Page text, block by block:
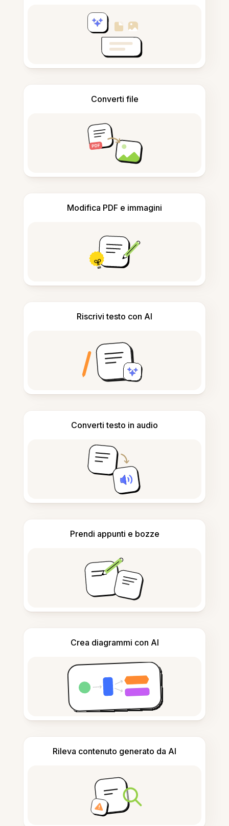
Converti file
Modifica PDF e immagini
Riscrivi testo con AI
Converti testo in audio
Prendi appunti e bozze
Crea diagrammi con AI
Rileva contenuto generato da AI